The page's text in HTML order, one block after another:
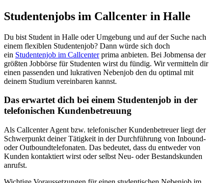
Studentenjobs im Callcenter in Halle
Du bist Student in Halle oder Umgebung und auf der Suche nach
einem flexiblen Studentenjob? Dann würde sich doch
ein Studentenjob im Callcenterprima anbieten. Bei Jobmensa der
größten Jobbörse für Studenten wirst du fündig. Wir vermitteln dir
einen passenden und lukrativen Nebenjob den du optimal mit
deinem Studium vereinbaren kannst.
Das erwartet dich bei einem Studentenjob in der
telefonischen Kundenbetreuung
Als Callcenter Agent bzw. telefonischer Kundenbetreuer liegt der
Schwerpunkt deiner Tätigkeit in der Durchführung von Inbound-
oder Outboundtelefonaten. Das bedeutet, dass du entweder von
Kunden kontaktiert wirst oder selbst Neu- oder Bestandskunden
anrufst.